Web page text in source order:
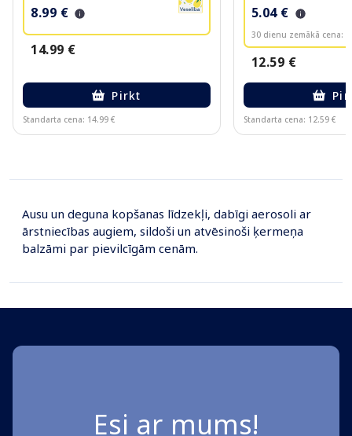
8.99 €
14.99 €
Pirkt
Standarta cena: 14.99 €
5.04 €
30 dienu zemākā cena:
12.59 €
Standarta cena: 12.59 €
Ausu un deguna kopšanas līdzekļi, dabīgi aerosoli ar
ārstniecības augiem, sildoši un atvēsinoši ķermeņa
balzāmi par pievilcīgām cenām.
Esi ar mums!